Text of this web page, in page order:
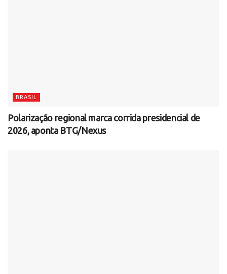
BRASIL
Polarização regional marca corrida presidencial de
2026, aponta BTG/Nexus